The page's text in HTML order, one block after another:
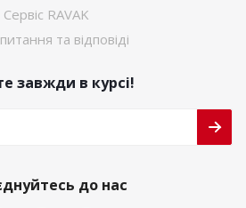
Сервіс RAVAK
та відповіді
завжди в курсі!
до нас